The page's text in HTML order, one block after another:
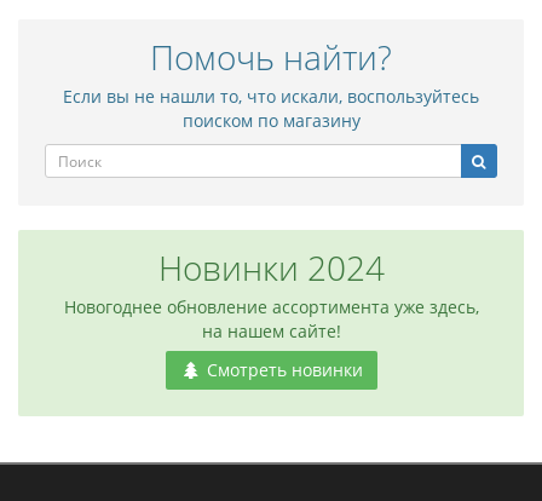
Помочь найти?
Если вы не нашли то, что искали, воспользуйтесь
поиском по магазину
Новинки 2024
Новогоднее обновление ассортимента уже здесь,
на нашем сайте!
Смотреть новинки